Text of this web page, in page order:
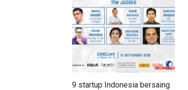
9 startup Indonesia bersaing